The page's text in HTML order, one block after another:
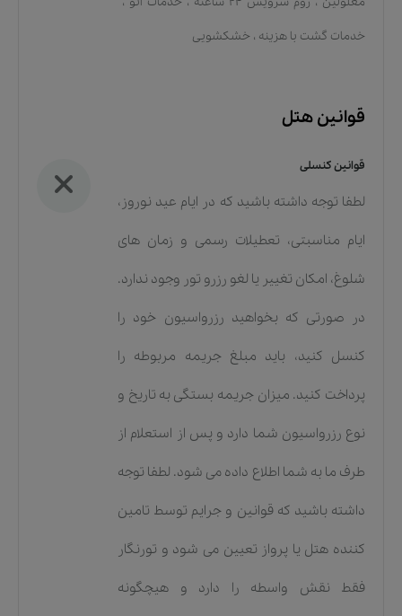
خدمات گشت با هزینه ، خشکشویی
قوانین هتل
قوانین کنسلی
لطفا توجه داشته باشید که در ایام عید نوروز،
ایام مناسبتی، تعطیلات رسمی و زمان های
شلوغ، امکان تغییر یا لغو رزرو تور وجود ندارد.
در صورتی که بخواهید رزرواسیون خود را
کنسل کنید، باید مبلغ جریمه مربوطه را
پرداخت کنید. میزان جریمه بستگی به تاریخ و
نوع رزرواسیون شما دارد و پس از استعلام از
طرف ما به شما اطلاع داده می شود. لطفا توجه
داشته باشید که قوانین و جرایم توسط تامین
کننده هتل یا پرواز تعیین می شود و تورنگار
فقط نقش واسطه را دارد و هیچگونه